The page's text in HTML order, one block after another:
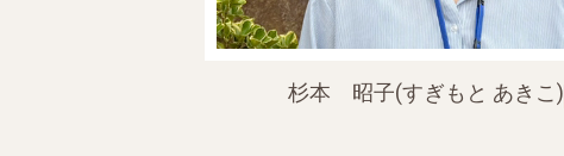
杉本 昭子(すぎもと あきこ)